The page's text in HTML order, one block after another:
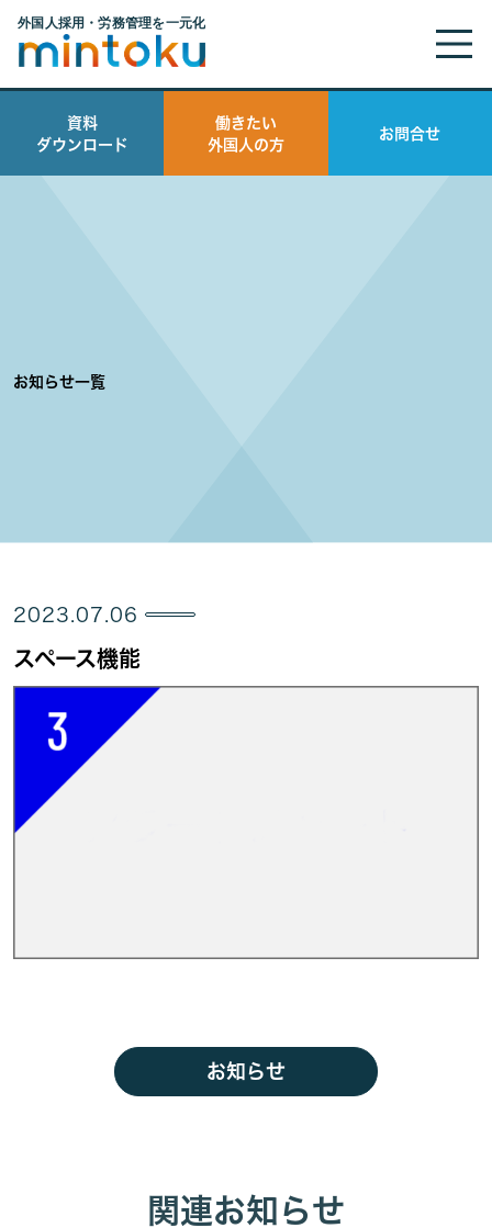
資料
ダウンロード
働きたい
外国人の方
お問合せ
お知らせ一覧
2023.07.06
スペース機能
お知らせ
関連お知らせ